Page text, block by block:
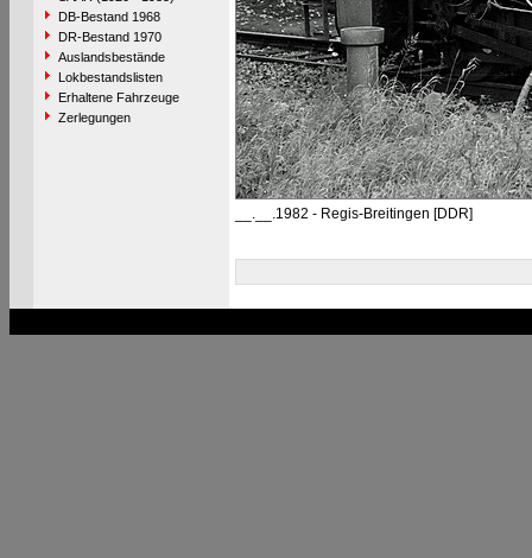
DB-Bestand 1968
DR-Bestand 1970
Auslandsbestände
Lokbestandslisten
Erhaltene Fahrzeuge
Zerlegungen
__.__.1982 - Regis-Breitingen [DDR]